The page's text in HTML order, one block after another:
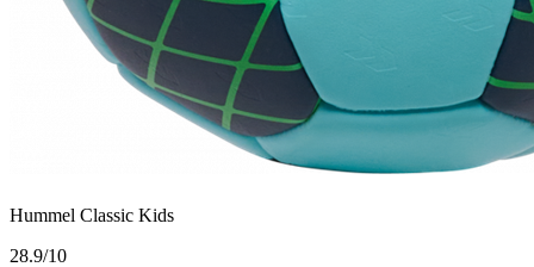
Hummel Classic Kids
28.9/10